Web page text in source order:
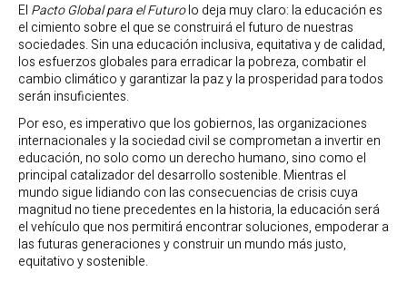
El Pacto Global para el Futurolo deja muy claro: la educación es
el cimiento sobre el que se construirá el futuro de nuestras
sociedades. Sin una educación inclusiva, equitativa y de calidad,
los esfuerzos globales para erradicar la pobreza, combatir el
cambio climático y garantizar la paz y la prosperidad para todos
serán insuficientes.
Por eso, es imperativo que los gobiernos, las organizaciones
internacionales y la sociedad civil se comprometan a invertir en
educación, no solo como un derecho humano, sino como el
principal catalizador del desarrollo sostenible. Mientras el
mundo sigue lidiando con las consecuencias de crisis cuya
magnitud no tiene precedentes en la historia, la educación será
el vehículo que nos permitirá encontrar soluciones, empoderar a
las futuras generaciones y construir un mundo más justo,
equitativo y sostenible.